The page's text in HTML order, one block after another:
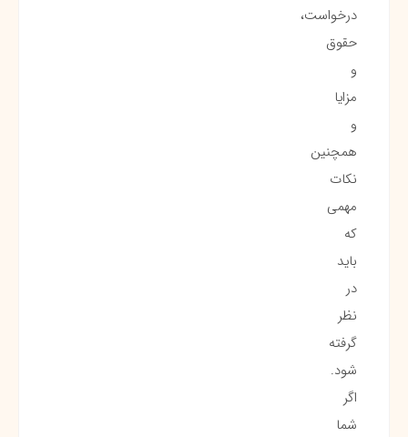
درخواست،
حقوق
و
مزایا
و
همچنین
نکات
مهمی
که
باید
در
نظر
گرفته
شود.
اگر
شما